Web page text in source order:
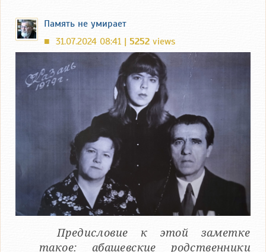
Память не умирает
■ 31.07.2024 08:41 | 5252 views
Предисловие к этой заметке
такое: абашевские родственники